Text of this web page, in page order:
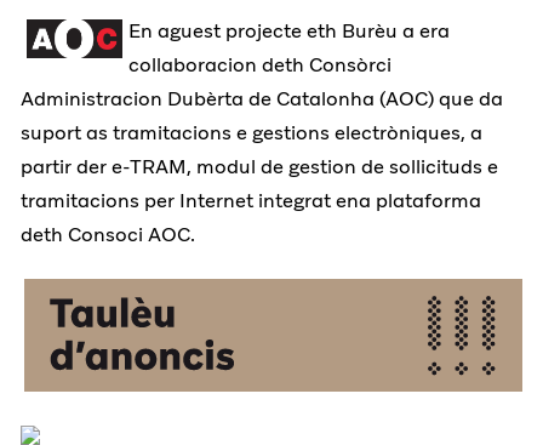
En aguest projecte eth Burèu a era
collaboracion deth Consòrci
Administracion Dubèrta de Catalonha (AOC) que da
suport as tramitacions e gestions electròniques, a
partir der e-TRAM, modul de gestion de sollicituds e
tramitacions per Internet integrat ena plataforma
deth Consoci AOC.